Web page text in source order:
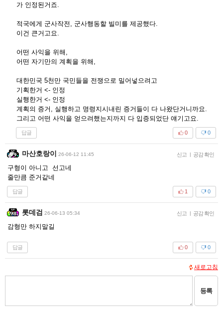
가 인정된거죠.
적국에게 군사작전, 군사행동할 빌미를 제공했다.
이건 큰거고요.
어떤 사익을 위해,
어떤 자기만의 계획을 위해,
대한민국 5천만 국민들을 전쟁으로 밀어넣으려고
기획한거 <- 인정
실행한거 <- 인정
계획의 증거, 실행하고 명령지시내린 증거들이 다 나왔단거니까요.
그리고 어떤 사익을 얻으려했는지까지 다 입증되었단 얘기고요.
답글 0
0
마산호랑이 26-06-12 11:45 신고 | 공감 확인
구형이 아니고 선고네
줄만큼 준거같네
답글 0
1
롯데검 26-06-13 05:34 신고 | 공감 확인
감형만 하지말길
답글 0
0
새로고침
등록